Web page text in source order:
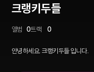
크랭키두들
앨범 0트랙 0
안녕하세요. 크랭키두들 입니다.